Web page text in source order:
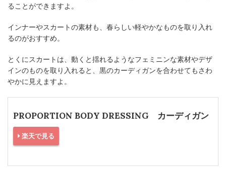
ることができますよ。
インナーやスカートの素材も、春らしい軽やかなものを取り入れ
るのがおすすめ。
とくにスカートは、動くと揺れるようなフェミニンな素材やデザ
インのものを取り入れると、黒のカーディガンを合わせてもさわ
やかに見えますよ。
PROPORTION BODY DRESSING カーディガン
楽天で見る